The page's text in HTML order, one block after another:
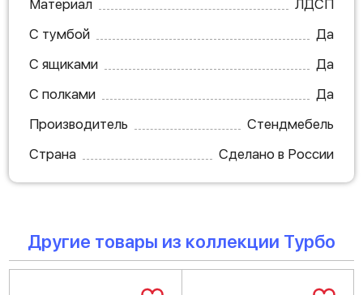
Материал
ЛДСП
С тумбой
Да
С ящиками
Да
С полками
Да
Производитель
Стендмебель
Страна
Сделано в России
Другие товары из коллекции Турбо